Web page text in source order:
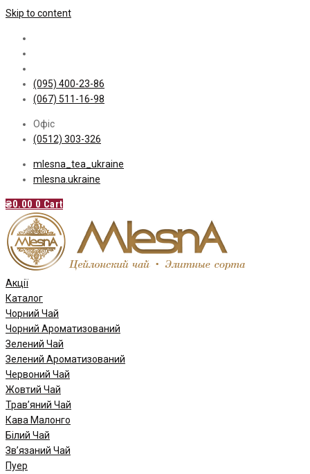
Skip to content
(095) 400-23-86
(067) 511-16-98
Офіс
(0512) 303-326
mlesna_tea_ukraine
mlesna.ukraine
₴0.00 0 Cart
Акції
Каталог
Чорний Чай
Чорний Ароматизований
Зелений Чай
Зелений Ароматизований
Червоний Чай
Жовтий Чай
Трав’яний Чай
Кава Малонго
Білий Чай
Зв’язаний Чай
Пуер